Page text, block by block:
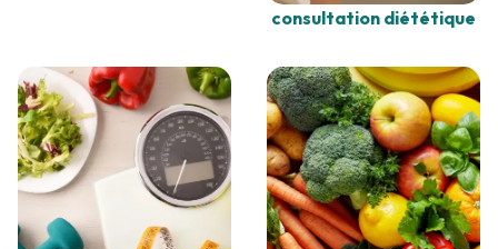
consultation diététique